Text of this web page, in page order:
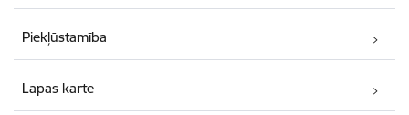
Piekļūstamība
Lapas karte